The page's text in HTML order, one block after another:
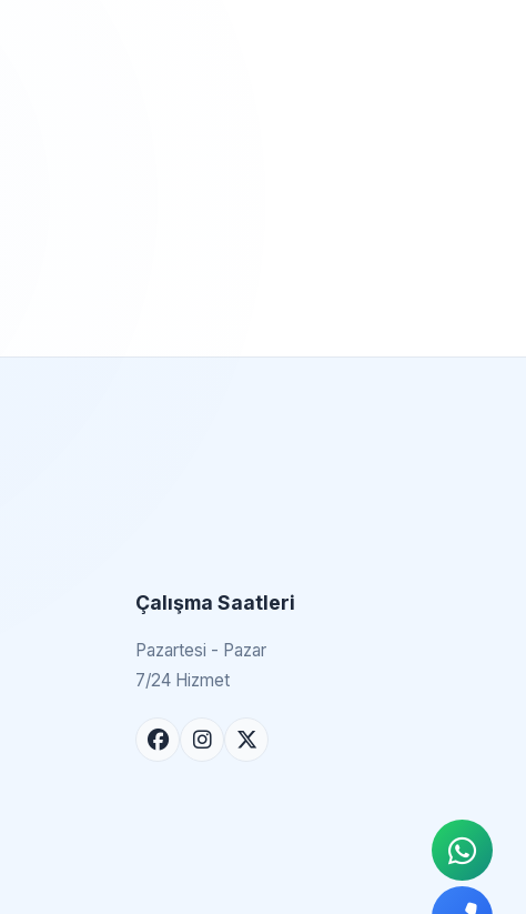
Çalışma Saatleri
Pazartesi - Pazar
7/24 Hizmet